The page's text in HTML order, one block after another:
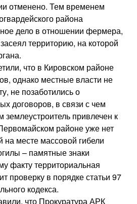
отменено. Тем временем
района
дело в отношении фермера,
территорию, на которой
что в Кировском районе
однако местные власти не
не позаботились о
договоров, в связи с чем
привлечен к
районе уже нет
на месте массовой гибели
– памятные знаки
факту территориальная
проверку в порядке статьи 97
кодекса.
что Прокуратура АРК